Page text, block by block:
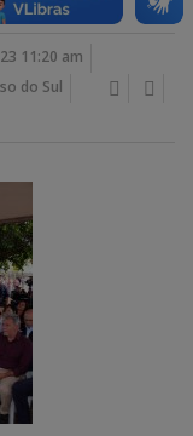
11:20 am
do Sul